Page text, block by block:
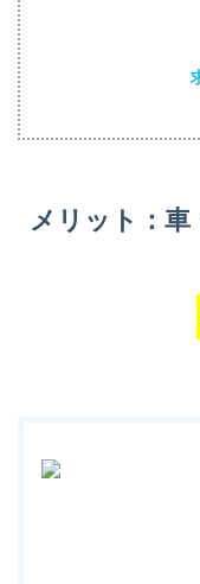
メリット：車